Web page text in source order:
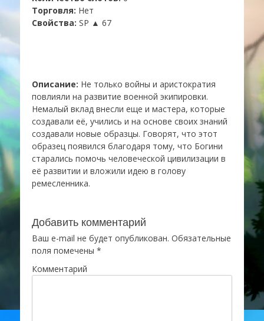
Торговля: Нет
Свойства: SP ▲ 67
Описание: Не только войны и аристократия
повлияли на развитие военной экипировки.
Немалый вклад внесли еще и мастера, которые
создавали её, учились и на основе своих знаний
создавали новые образцы. Говорят, что этот
образец появился благодаря тому, что Богини
старались помочь человеческой цивилизации в
её развитии и вложили идею в голову
ремесленника.
Добавить комментарий
Ваш e-mail не будет опубликован. Обязательные
поля помечены *
Комментарий